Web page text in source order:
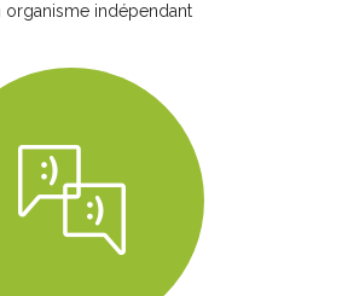
organisme indépendant